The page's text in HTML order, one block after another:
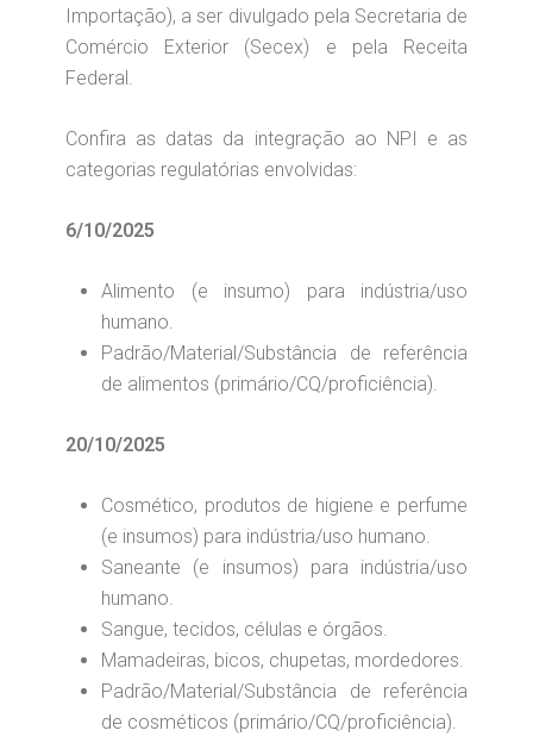
Importação), a ser divulgado pela Secretaria de
Comércio Exterior (Secex) e pela Receita
Federal.
Confira as datas da integração ao NPI e as
categorias regulatórias envolvidas:
6/10/2025
Alimento (e insumo) para indústria/uso
humano.
Padrão/Material/Substância de referência
de alimentos (primário/CQ/proficiência).
20/10/2025
Cosmético, produtos de higiene e perfume
(e insumos) para indústria/uso humano.
Saneante (e insumos) para indústria/uso
humano.
Sangue, tecidos, células e órgãos.
Mamadeiras, bicos, chupetas, mordedores.
Padrão/Material/Substância de referência
de cosméticos (primário/CQ/proficiência).